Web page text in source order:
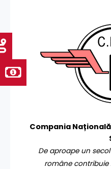
Compania Națională
De aproape un
române contribuie